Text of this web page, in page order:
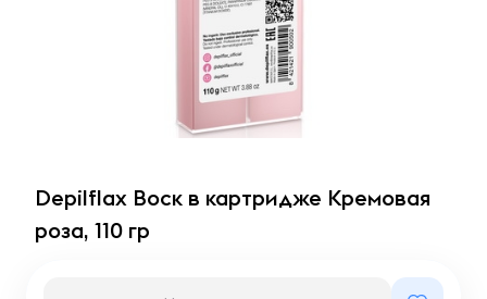
Depilflax Воск в картридже Кремовая
роза, 110 гр